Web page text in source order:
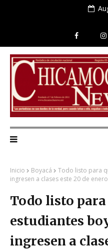
Inicio Boyacá
Todo listo para
ingresen a clases este 20 de enero
Todo listo para
estudiantes
ingresen a